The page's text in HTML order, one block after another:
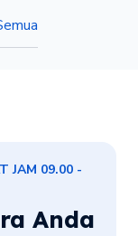
JAM 09.00 -
Anda